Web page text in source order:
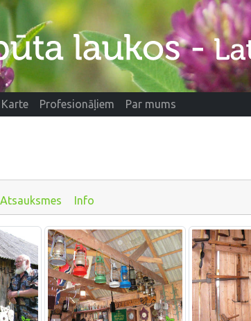
Karte Profesionāļiem Par mums
Atsauksmes Info